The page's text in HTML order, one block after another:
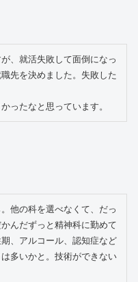
、就活失敗して面倒になっ
先を決めました。失敗した
ったなと思っています。
他の科を選べなくて、だっ
んだずっと精神科に勤めて
、アルコール、認知症など
多いかと。技術ができない